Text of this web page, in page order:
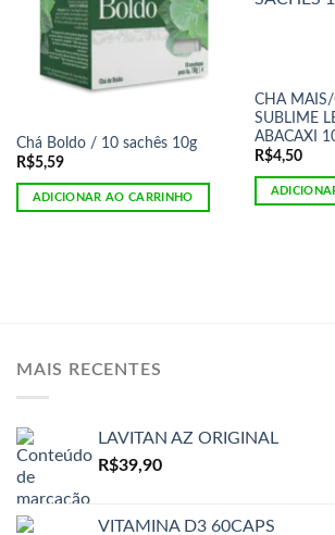
Chá Boldo / 10 sachês 10g
R$5,59
ADICIONAR AO CARRINHO
CHA
SUBLIME
ABACAXI
R$4,50
MAIS RECENTES
LAVITAN AZ ORIGINAL
R$39,90
VITAMINA D3 60CAPS